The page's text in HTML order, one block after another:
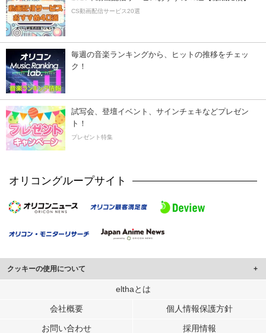
CS動画配信サービス20選
毎週の音楽ランキングから、ヒットの推移をチェッ
ク！
試写会、登壇イベント、サインチェキなどプレゼン
ト！
プレゼント特集
オリコングループサイト
クッキーの使用について
このサイトでは Cookie を使用して、ユーザーに合わせたコンテンツや広告の
行っています。
メディアや広告配信、データ解析の各パートナーに提供しています。
elthaとは
会社概要 個人情報保護方針
お問い合わせ 採用情報